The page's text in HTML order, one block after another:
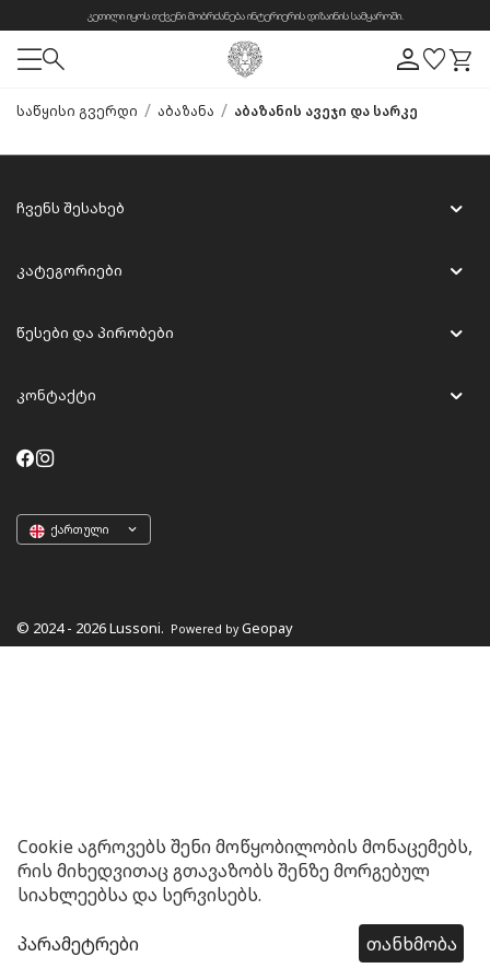
კეთილი იყოს თქვენი მობრძანება ინტერიერის დიზაინის სამყაროში.
საწყისი გვერდი / აბაზანა / აბაზანის ავეჯი და სარკე
ჩვენს შესახებ
კატეგორიები
წესები და პირობები
კონტაქტი
ქართული
© 2024 - 2026 Lussoni. Powered byGeopay
Cookie აგროვებს შენი მოწყობილობის მონაცემებს,
რის მიხედვითაც გთავაზობს შენზე მორგებულ
სიახლეებსა და სერვისებს.
პარამეტრები თანხმობა